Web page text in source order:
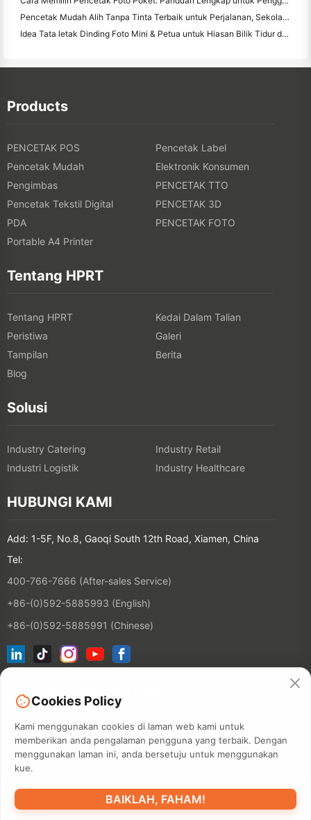
Pencetak Mudah Alih Tanpa Tinta Terbaik untuk Perjalanan, Sekolah, dan Kerja Mudah Alih: Hanin MT620 Pro Review
Idea Tata letak Dinding Foto Mini & Petua untuk Hiasan Bilik Tidur dan Asrama
Products
PENCETAK POS
Pencetak Label
Pencetak Mudah
Elektronik Konsumen
Pengimbas
PENCETAK TTO
Pencetak Tekstil Digital
PENCETAK 3D
PDA
PENCETAK FOTO
Portable A4 Printer
Tentang HPRT
Tentang HPRT
Kedai Dalam Talian
Peristiwa
Galeri
Tampilan
Berita
Blog
Solusi
Industry Catering
Industry Retail
Industri Logistik
Industry Healthcare
HUBUNGI KAMI
Add: 1-5F, No.8, Gaoqi South 12th Road, Xiamen, China
Tel:
400-766-7666 (After-sales Service)
+86-(0)592-5885993 (English)
+86-(0)592-5885991 (Chinese)
Sertai Senarai Emel Kami
©2026 XIAMEN HANIN CO., LTD.POLISI PRIVASI
PENGGUNAAN PETA LAMAN WEB
Cookies Policy
Kami menggunakan cookies di laman web kami untuk
memberikan anda pengalaman pengguna yang terbaik. Dengan
menggunakan laman ini, anda bersetuju untuk menggunakan
kue.
BAIKLAH, FAHAM!